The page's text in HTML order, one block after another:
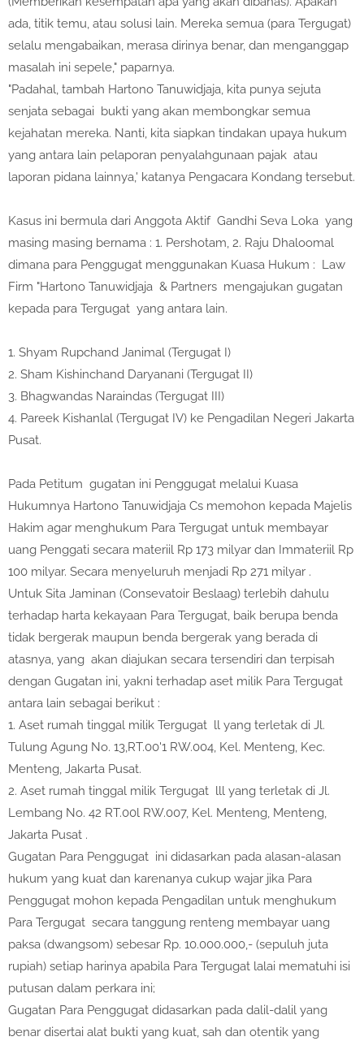
ada, titik temu, atau solusi lain. Mereka semua (para Tergugat)
selalu mengabaikan, merasa dirinya benar, dan menganggap
masalah ini sepele," paparnya.
"Padahal, tambah Hartono Tanuwidjaja, kita punya sejuta
senjata sebagai bukti yang akan membongkar semua
kejahatan mereka. Nanti, kita siapkan tindakan upaya hukum
yang antara lain pelaporan penyalahgunaan pajak atau
laporan pidana lainnya,' katanya Pengacara Kondang tersebut.
Kasus ini bermula dari Anggota Aktif Gandhi Seva Loka yang
masing masing bernama : 1. Pershotam, 2. Raju Dhaloomal
dimana para Penggugat menggunakan Kuasa Hukum : Law
Firm "Hartono Tanuwidjaja & Partners mengajukan gugatan
kepada para Tergugat yang antara lain.
1. Shyam Rupchand Janimal (Tergugat I)
2. Sham Kishinchand Daryanani (Tergugat II)
3. Bhagwandas Naraindas (Tergugat III)
4. Pareek Kishanlal (Tergugat IV) ke Pengadilan Negeri Jakarta
Pusat.
Pada Petitum gugatan ini Penggugat melalui Kuasa
Hukumnya Hartono Tanuwidjaja Cs memohon kepada Majelis
Hakim agar menghukum Para Tergugat untuk membayar
uang Penggati secara materiil Rp 173 milyar dan Immateriil Rp
100 milyar. Secara menyeluruh menjadi Rp 271 milyar .
Untuk Sita Jaminan (Consevatoir Beslaag) terlebih dahulu
terhadap harta kekayaan Para Tergugat, baik berupa benda
tidak bergerak maupun benda bergerak yang berada di
atasnya, yang akan diajukan secara tersendiri dan terpisah
dengan Gugatan ini, yakni terhadap aset milik Para Tergugat
antara lain sebagai berikut :
1. Aset rumah tinggal milik Tergugat ll yang terletak di Jl.
Tulung Agung No. 13,RT.00'1 RW.004, Kel. Menteng, Kec.
Menteng, Jakarta Pusat.
2. Aset rumah tinggal milik Tergugat lll yang terletak di Jl.
Lembang No. 42 RT.00l RW.007, Kel. Menteng, Menteng,
Jakarta Pusat .
Gugatan Para Penggugat ini didasarkan pada alasan-alasan
hukum yang kuat dan karenanya cukup wajar jika Para
Penggugat mohon kepada Pengadilan untuk menghukum
Para Tergugat secara tanggung renteng membayar uang
paksa (dwangsom) sebesar Rp. 10.000.000,- (sepuluh juta
rupiah) setiap harinya apabila Para Tergugat lalai mematuhi isi
putusan dalam perkara ini;
Gugatan Para Penggugat didasarkan pada dalil-dalil yang
benar disertai alat bukti yang kuat, sah dan otentik yang